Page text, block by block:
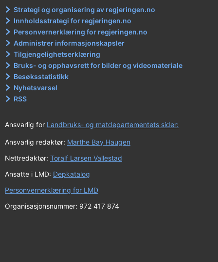
Strategi og organisering av regjeringen.no
Innholdsstrategi for regjeringen.no
Personvernerklæring for regjeringen.no
Administrer informasjonskapsler
Tilgjengelighetserklæring
Bruks- og opphavsrett for bilder og videomateriale
Besøksstatistikk
Nyhetsvarsel
RSS
Ansvarlig for Landbruks- og matdepartementets sider:
Ansvarlig redaktør: Marthe Bay Haugen
Nettredaktør: Toralf Larsen Vallestad
Ansatte i LMD: Depkatalog
Personvernerklæring for LMD
Organisasjonsnummer: 972 417 874